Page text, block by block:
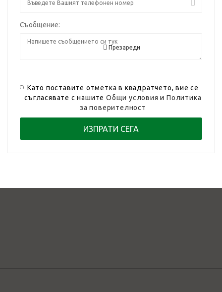
Съобщение:
Презареди
Като поставите отметка в квадратчето, вие се
съгласявате с нашитеОбщи условия иПолитика
за поверителност